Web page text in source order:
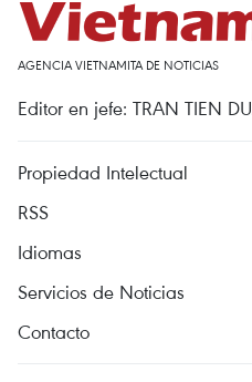
AGENCIA VIETNAMITA DE NOTICIAS
Editor en jefe: TRAN TIEN
Propiedad Intelectual
RSS
Idiomas
Servicios de Noticias
Contacto